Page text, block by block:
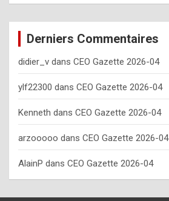
e
y
o
u
s
h
o
Derniers Commentaires
didier_v dans CEO Gazette 2026-04
ylf22300 dans CEO Gazette 2026-04
Kenneth dans CEO Gazette 2026-04
arzooooo dans CEO Gazette 2026-04
AlainP dans CEO Gazette 2026-04